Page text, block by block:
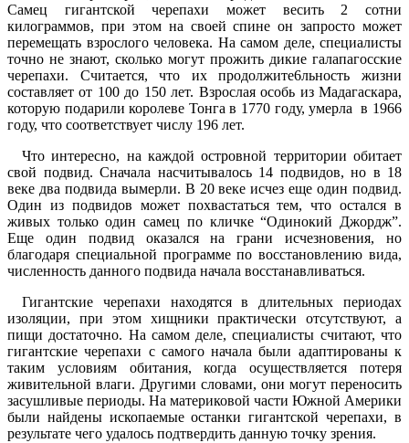
Самец гигантской черепахи может весить 2 сотни
килограммов, при этом на своей спине он запросто может
перемещать взрослого человека. На самом деле, специалисты
точно не знают, сколько могут прожить дикие галапагосские
черепахи. Считается, что их продолжите6льность жизни
составляет от 100 до 150 лет. Взрослая особь из Мадагаскара,
которую подарили королеве Тонга в 1770 году, умерла в 1966
году, что соответствует числу 196 лет.
Что интересно, на каждой островной территории обитает
свой подвид. Сначала насчитывалось 14 подвидов, но в 18
веке два подвида вымерли. В 20 веке исчез еще один подвид.
Один из подвидов может похвастаться тем, что остался в
живых только один самец по кличке “Одинокий Джордж”.
Еще один подвид оказался на грани исчезновения, но
благодаря специальной программе по восстановлению вида,
численность данного подвида начала восстанавливаться.
Гигантские черепахи находятся в длительных периодах
изоляции, при этом хищники практически отсутствуют, а
пищи достаточно. На самом деле, специалисты считают, что
гигантские черепахи с самого начала были адаптированы к
таким условиям обитания, когда осуществляется потеря
живительной влаги. Другими словами, они могут переносить
засушливые периоды. На материковой части Южной Америки
были найдены ископаемые останки гигантской черепахи, в
результате чего удалось подтвердить данную точку зрения.